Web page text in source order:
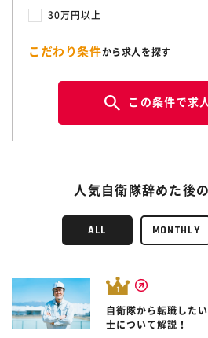
30万円以上
こだわり条件から求人を探す
この条件で求
人気自衛隊辞めた後
ALL MONTHLY
自衛隊から転職した
士について解説！